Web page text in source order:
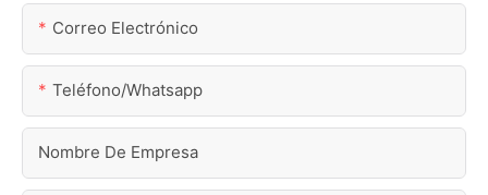
Correo Electrónico
Teléfono/whatsapp
Nombre De Empresa